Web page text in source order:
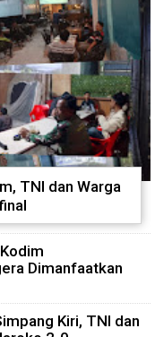
TNI dan Warga
Dimanfaatkan
Kiri, TNI dan